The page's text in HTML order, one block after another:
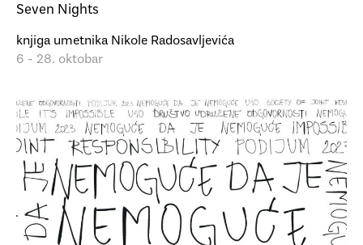
Seven Nights
knjiga umetnika Nikole Radosavljevića
6 - 28. oktobar